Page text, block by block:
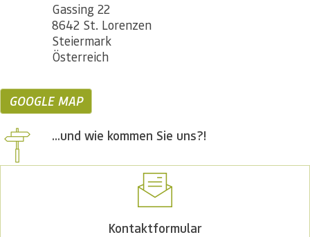
Gassing 22
8642 St. Lorenzen
Steiermark
Österreich
GOOGLE MAP
...und wie kommen Sie uns?!
Kontaktformular